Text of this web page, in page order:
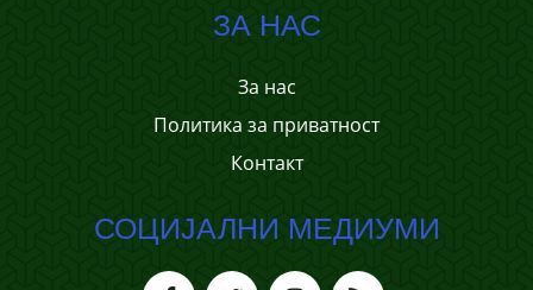
ЗА НАС
За нас
Политика за приватност
Контакт
СОЦИЈАЛНИ МЕДИУМИ